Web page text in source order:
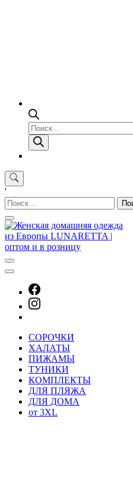
Поиск
товаров
'
Найти:
СОРОЧКИ
ХАЛАТЫ
ПИЖАМЫ
ТУНИКИ
КОМПЛЕКТЫ
ДЛЯ ПЛЯЖА
ДЛЯ ДОМА
от 3XL